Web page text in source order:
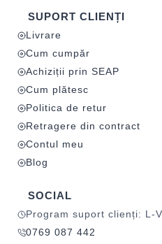
SUPORT CLIENȚI
Livrare
Cum cumpăr
Achiziții prin SEAP
Cum plătesc
Politica de retur
Retragere din contract
Contul meu
Blog
SOCIAL
Program suport clienți: L-
0769 087 442